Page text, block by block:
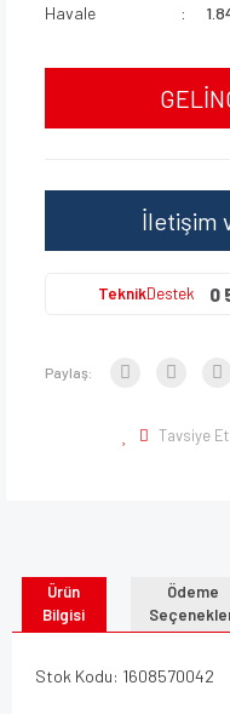
Havale
İletişim
TeknikDestek 0
Paylaş:
Tavsiye Et
Ürün
Bilgisi
Ödeme
Stok Kodu: 1608570042